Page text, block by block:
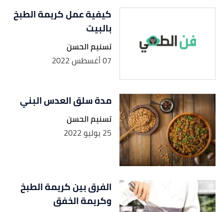
كيفية عمل كريمة الطبخ
بالبيت
تسنيم الحسن
07 أغسطس 2022
مدة سلق العدس البني
تسنيم الحسن
25 يوليو 2022
الفرق بين كريمة الطبخ
وكريمة الخفق